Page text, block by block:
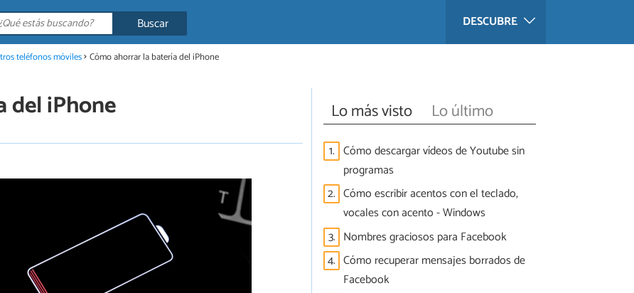
DESCUBRE
Buscar
teléfonos móviles Cómo ahorrar la batería del iPhone
del iPhone Lo más visto Lo último
1. Cómo descargar vídeos de Youtube sin
programas
2. Cómo escribir acentos con el teclado,
vocales con acento - Windows
3. Nombres graciosos para Facebook
4. Cómo recuperar mensajes borrados de
Facebook